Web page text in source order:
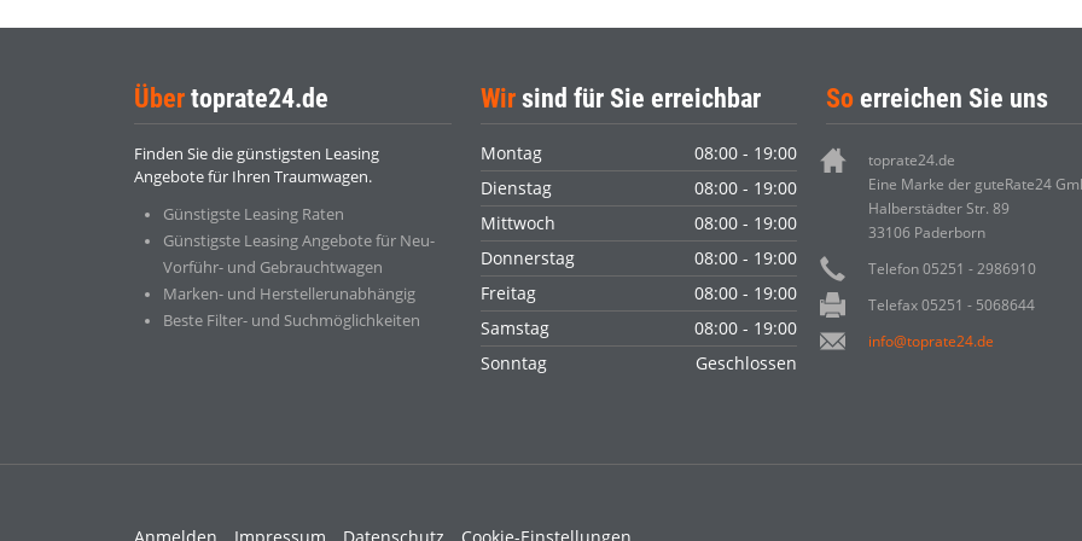
Über toprate24.de
Finden Sie die günstigsten Leasing
Angebote für Ihren Traumwagen.
Günstigste Leasing Raten
Günstigste Leasing Angebote für Neu-
Vorführ- und Gebrauchtwagen
Marken- und Herstellerunabhängig
Beste Filter- und Suchmöglichkeiten
Wirsind für Sie erreichbar
Montag
08:00 - 19:00
Dienstag
08:00 - 19:00
Mittwoch
08:00 - 19:00
Donnerstag
08:00 - 19:00
Freitag
08:00 - 19:00
Samstag
08:00 - 19:00
Sonntag
Geschlossen
So erreichen Sie uns
toprate24.de
Eine Marke der guteRate24
Halberstädter Str. 89
33106 Paderborn
Telefon 05251 - 2986910
Telefax 05251 - 5068644
info@toprate24.de